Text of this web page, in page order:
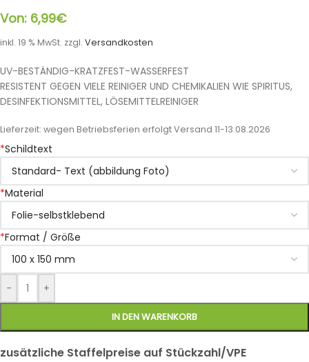
Von: 6,99€
inkl. 19 % MwSt. zzgl. Versandkosten
UV-BESTÄNDIG-KRATZFEST-WASSERFEST
RESISTENT GEGEN VIELE REINIGER UND CHEMIKALIEN WIE SPIRITUS,
DESINFEKTIONSMITTEL, LÖSEMITTELREINIGER
Lieferzeit: wegen Betriebsferien erfolgt Versand 11-13.08.2026
*Schildtext
*Material
*Format / Größe
- +
IN DEN WARENKORB
zusätzliche Staffelpreise auf Stückzahl/VPE